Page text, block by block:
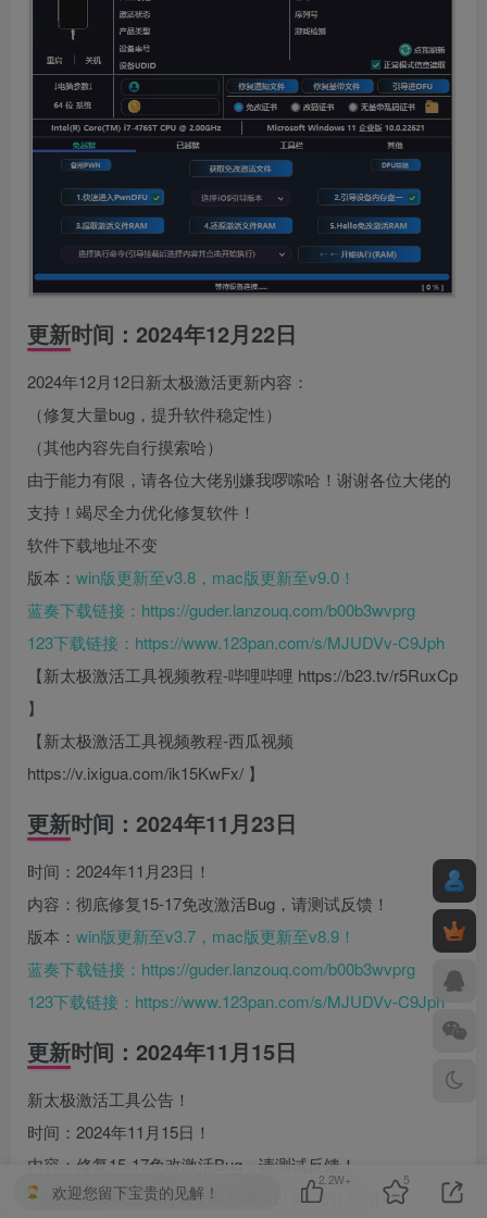
更新时间：2024年12月22日
2024年12月12日新太极激活更新内容：
（修复大量bug，提升软件稳定性）
（其他内容先自行摸索哈）
由于能力有限，请各位大佬别嫌我啰嗦哈！谢谢各位大佬的
支持！竭尽全力优化修复软件！
软件下载地址不变
版本： win版更新至v3.8，mac版更新至v9.0！
蓝奏下载链接： https://guder.lanzouq.com/b00b3wvprg
123下载链接： https://www.123pan.com/s/MJUDVv-C9Jph
【新太极激活工具视频教程-哔哩哔哩 https://b23.tv/r5RuxCp
】
【新太极激活工具视频教程-西瓜视频
https://v.ixigua.com/ik15KwFx/ 】
更新时间：2024年11月23日
时间：2024年11月23日！
内容：彻底修复15-17免改激活Bug，请测试反馈！
版本： win版更新至v3.7，mac版更新至v8.9！
蓝奏下载链接： https://guder.lanzouq.com/b00b3wvprg
123下载链接： https://www.123pan.com/s/MJUDVv-C9Jph
更新时间：2024年11月15日
新太极激活工具公告！
时间：2024年11月15日！
内容：修复15-17免改激活Bug，请测试反馈！
（注意：18系统未测试，因为我没设备，穷[表情]）
欢迎您留下宝贵的见解！
2.2W+ 5